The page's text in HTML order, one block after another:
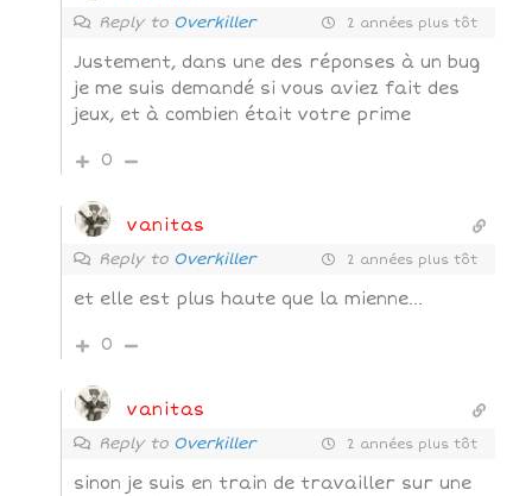
Reply to Overkiller 2 années plus tôt
Justement, dans une des réponses à un bug
je me suis demandé si vous aviez fait des
jeux, et à combien était votre prime
0
vanitas
Reply to Overkiller 2 années plus tôt
et elle est plus haute que la mienne…
0
vanitas
Reply to Overkiller 2 années plus tôt
sinon je suis en train de travailler sur une